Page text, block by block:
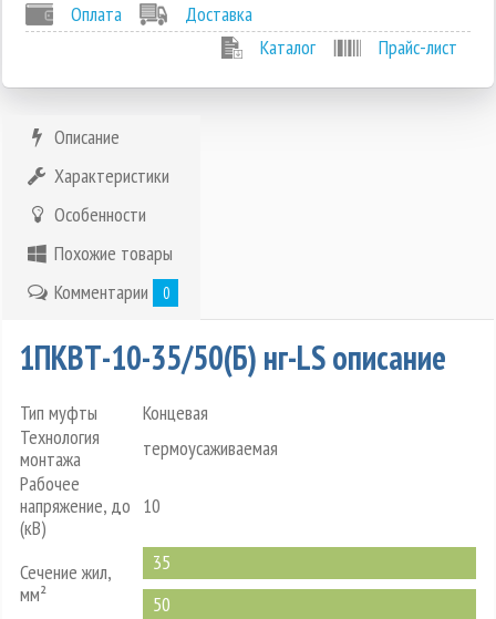
Оплата
Доставка
Каталог
Прайс-лист
Описание
Характеристики
Особенности
Похожие товары
Комментарии
0
1ПКВТ-10-35/50(Б) нг-LS описание
Тип муфты
Концевая
Технология
монтажа
термоусаживаемая
Рабочее
напряжение, до
(кВ)
10
Сечение жил,
мм²
35
50